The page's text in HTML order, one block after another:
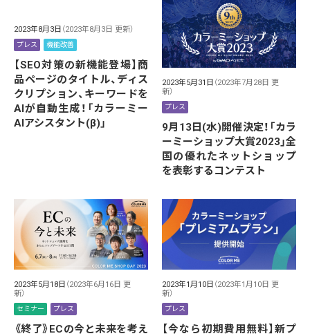
2023年8月3日 （2023年8月3日 更新）
プレス 機能改善
【SEO対策の新機能登場】商
品ページのタイトル、ディス
クリプション、キーワードを
AIが自動生成！「カラーミー
AIアシスタント(β)」
2023年5月31日 （2023年7月28日 更
新）
プレス
9月13日(水)開催決定！「カラ
ーミーショップ大賞2023」全
国の優れたネットショップ
を表彰するコンテスト
2023年5月18日 （2023年6月16日 更
新）
セミナー プレス
《終了》ECの今と未来を考え
2023年1月10日 （2023年1月10日 更
新）
プレス
【今なら初期費用無料】新プ